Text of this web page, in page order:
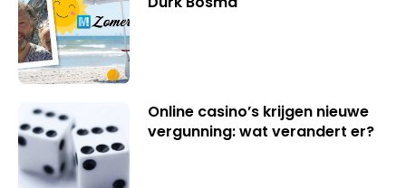
Online casino’s krijgen nieuwe
vergunning: wat verandert er?